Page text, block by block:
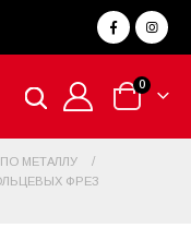
0
МЕТАЛЛУ
ФРЕЗ